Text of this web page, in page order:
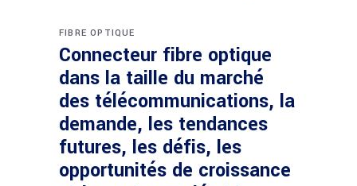
FIBRE OPTIQUE
Connecteur fibre optique
dans la taille du marché
des télécommunications, la
demande, les tendances
futures, les défis, les
opportunités de croissance